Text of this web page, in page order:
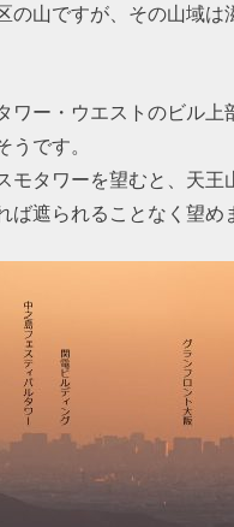
の山ですが、その山域
ワー・ウエストのビル
です。
モタワーを望むと、天
遮られることなく望め